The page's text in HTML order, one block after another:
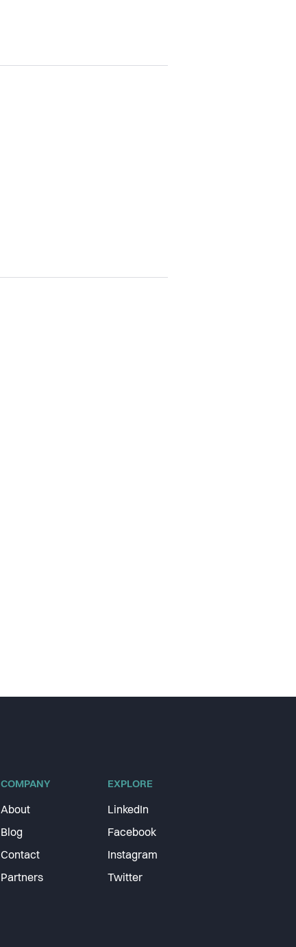
COMPANY
About
Blog
Contact
Partners
EXPLORE
LinkedIn
Facebook
Instagram
Twitter